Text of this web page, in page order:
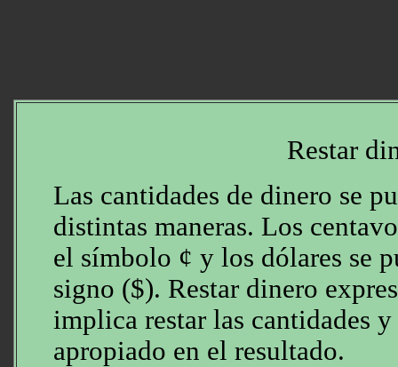
Restar
Las cantidades de dinero se
distintas maneras. Los
el símbolo ¢ y los dólares se
signo ($). Restar dinero
implica restar las cantidades
apropiado en el resultado.